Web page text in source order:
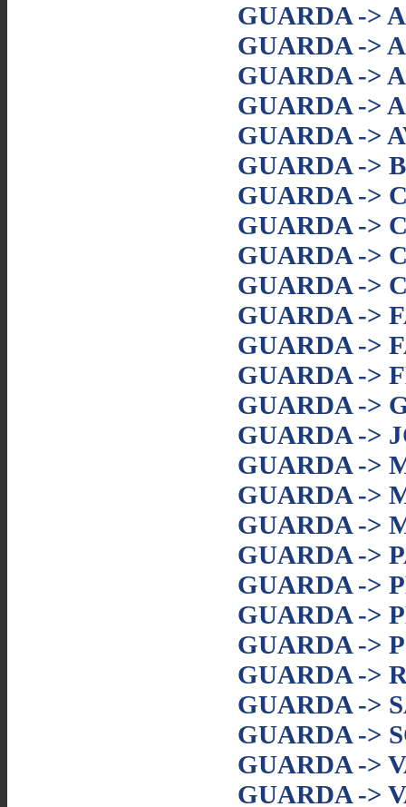
GUARDA ->
GUARDA ->
GUARDA ->
GUARDA ->
GUARDA ->
GUARDA ->
GUARDA ->
GUARDA ->
GUARDA ->
GUARDA ->
GUARDA ->
GUARDA ->
GUARDA ->
GUARDA ->
GUARDA ->
GUARDA ->
GUARDA ->
GUARDA ->
GUARDA ->
GUARDA ->
GUARDA ->
GUARDA ->
GUARDA ->
GUARDA ->
GUARDA ->
GUARDA ->
GUARDA ->